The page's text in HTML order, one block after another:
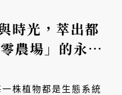
時光，萃出都
農場」的永續
株植物都是生態系統